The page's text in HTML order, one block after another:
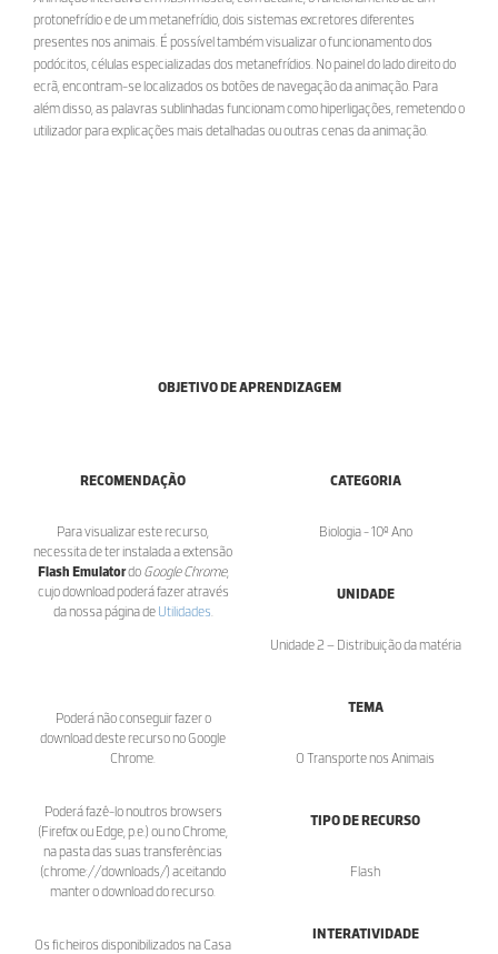
protonefrídio e de um metanefrídio, dois sistemas excretores diferentes
presentes nos animais. É possível também visualizar o funcionamento dos
podócitos, células especializadas dos metanefrídios. No painel do lado direito do
ecrã, encontram-se localizados os botões de navegação da animação. Para
além disso, as palavras sublinhadas funcionam como hiperligações, remetendo o
utilizador para explicações mais detalhadas ou outras cenas da animação.
OBJETIVO DE APRENDIZAGEM
RECOMENDAÇÃO
Para visualizar este recurso,
necessita de ter instalada a extensão
Flash Emulatordo Google Chrome,
cujo download poderá fazer através
da nossa página de Utilidades
Poderá não conseguir fazer o
download deste recurso no Google
Chrome.
Poderá fazê-lo noutros browsers
(Firefox ou Edge, p.e.) ou no Chrome,
na pasta das suas transferências
(chrome://downloads/) aceitando
manter o download do recurso.
Os ficheiros disponibilizados na Casa
CATEGORIA
Biologia - 10º Ano
UNIDADE
Unidade 2 – Distribuição da matéria
TEMA
O Transporte nos Animais
TIPO DE RECURSO
Flash
INTERATIVIDADE